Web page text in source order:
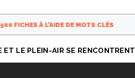
ET LE PLEIN-AIR SE RENCONTRENT